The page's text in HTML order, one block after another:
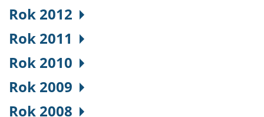
Rok 2012
Rok 2011
Rok 2010
Rok 2009
Rok 2008